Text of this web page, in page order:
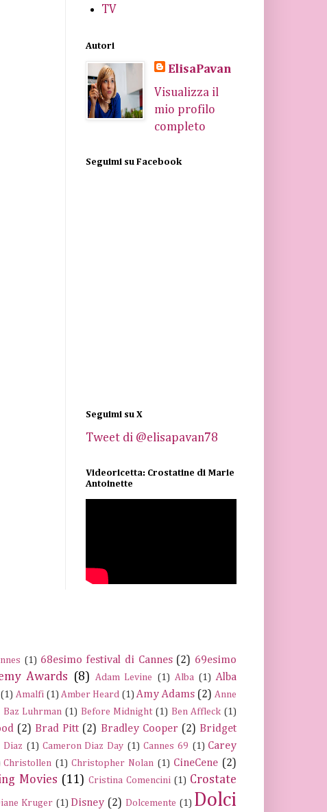
TV
Autori
ElisaPavan
Visualizza il
mio profilo
completo
Seguimi su Facebook
Seguimi su X
Tweet di @elisapavan78
Videoricetta: Crostatine di Marie
Antoinette
(1) 68esimo festival di Cannes (2) 69esimo
Awards (8) Adam Levine (1) Alba (1) Alba
(1) Amalfi (1) Amber Heard (1) Amy Adams (2) Anne
Baz Luhrman (1) Before Midnight (1) Ben Affleck (1)
(2) Brad Pitt (2) Bradley Cooper (2) Bridget
Diaz (1) Cameron Diaz Day (1) Cannes 69 (1) Carey
Christollen (1) Christopher Nolan (1) CineCene (2)
Movies (11) Cristina Comencini (1) Crostate
Kruger (1) Disney (2) Dolcemente (1) Dolci